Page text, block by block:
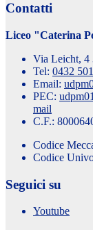
Contatti
Liceo "Caterina
Via Leicht, 4
Tel: 0432
Email:
PEC:
mail
C.F.:
Codice
Codice
Seguici su
Youtube